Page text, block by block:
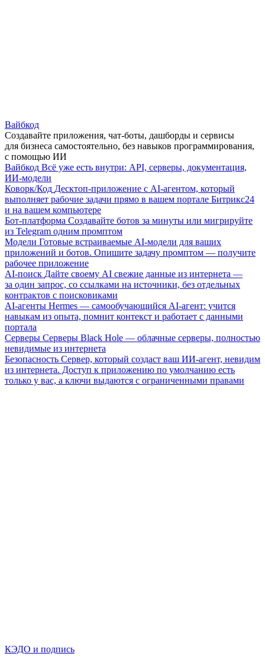
Вайбкод
Создавайте приложения, чат-боты, дашборды и сервисы
для бизнеса самостоятельно, без навыков программирования,
с помощью ИИ
Вайбкод Всё уже есть внутри: API, серверы, документация,
ИИ-модели
Коворк/Код Десктоп-приложение с AI-агентом, который
выполняет рабочие задачи прямо в вашем портале Битрикс24
и на вашем компьютере
Бот-платформа Создавайте ботов за минуты или мигрируйте
из Telegram одним промптом
Модели Готовые встраиваемые AI-модели для ваших
приложений и ботов. Опишите задачу промптом — получите
рабочее приложение
AI-поиск Дайте своему AI свежие данные из интернета —
за один запрос, со ссылками на источники, без отдельных
контрактов с поисковиками
AI-агенты Hermes — самообучающийся AI-агент: учится
навыкам из опыта, помнит контекст и работает с данными
портала
Серверы Серверы Black Hole — облачные серверы, полностью
невидимые из интернета
Безопасность Сервер, который создаст ваш ИИ-агент, невидим
из интернета. Доступ к приложению по умолчанию есть
только у вас, а ключи выдаются с ограниченными правами
КЭДО и подпись